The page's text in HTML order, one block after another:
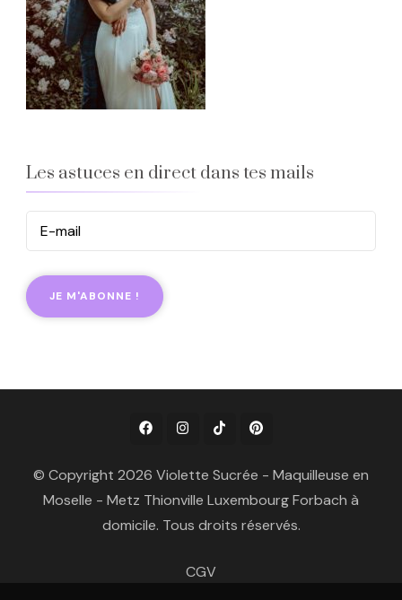
Les astuces en direct dans tes mails
© Copyright 2026 Violette Sucrée - Maquilleuse en
Moselle - Metz Thionville Luxembourg Forbach à
domicile. Tous droits réservés.
CGV